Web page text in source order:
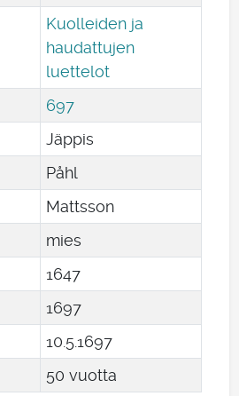
Kuolleiden ja
haudattujen
luettelot
697
Jäppis
Påhl
Mattsson
mies
1647
1697
10 5.1697
50 vuotta